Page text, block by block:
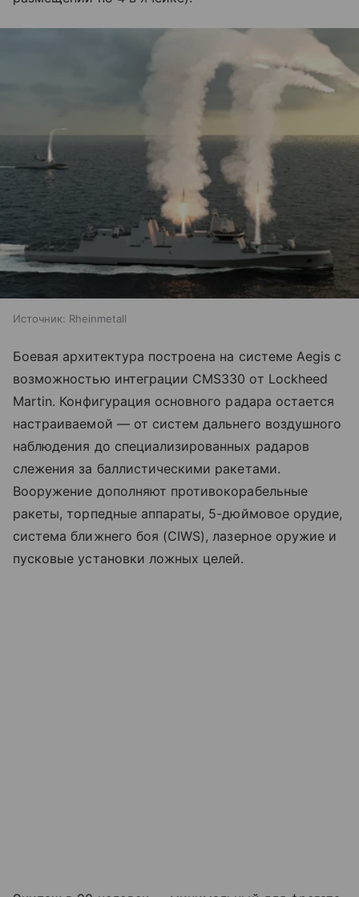
Источник: Rheinmetall
Боевая архитектура построена на системе Aegis с
возможностью интеграции CMS330 от Lockheed
Martin. Конфигурация основного радара остается
настраиваемой — от систем дальнего воздушного
наблюдения до специализированных радаров
слежения за баллистическими ракетами.
Вооружение дополняют противокорабельные
ракеты, торпедные аппараты, 5-дюймовое орудие,
система ближнего боя (CIWS), лазерное оружие и
пусковые установки ложных целей.